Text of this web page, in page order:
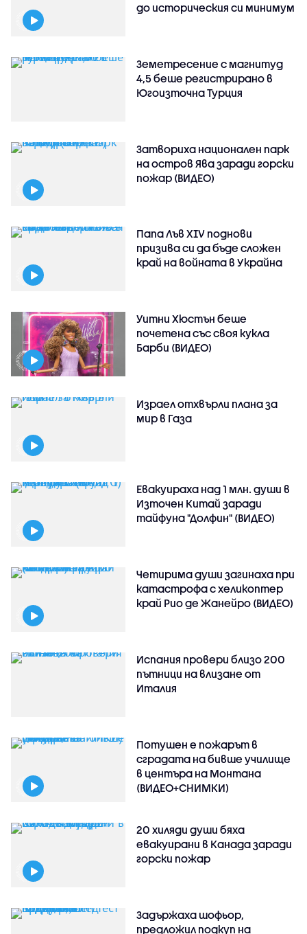
до историческия си минимум
Земетресение с магнитуд
4,5 беше регистрирано в
Югоизточна Турция
Затвориха национален парк
на остров Ява заради горски
пожар (ВИДЕО)
Папа Лъв XIV поднови
призива си да бъде сложен
край на войната в Украйна
Уитни Хюстън беше
почетена със своя кукла
Барби (ВИДЕО)
Израел отхвърли плана за
мир в Газа
Евакуираха над 1 млн. души в
Източен Китай заради
тайфуна "Долфин" (ВИДЕО)
Четирима души загинаха при
катастрофа с хеликоптер
край Рио де Жанейро (ВИДЕО)
Испания провери близо 200
пътници на влизане от
Италия
Потушен е пожарът в
сградата на бивше училище
в центъра на Монтана
(ВИДЕО+СНИМКИ)
20 хиляди души бяха
евакуирани в Канада заради
горски пожар
Задържаха шофьор,
предложил подкуп на